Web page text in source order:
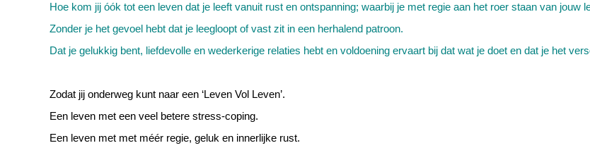
Hoe kom jij óók tot een leven dat je leeft vanuit rust en ontspanning; waarbij je met regie aan het roer staan van jouw
Zonder je het gevoel hebt dat je leegloopt of vast zit in een herhalend patroon.
Dat je gelukkig bent, liefdevolle en wederkerige relaties hebt en voldoening ervaart bij dat wat je doet en dat je het
Zodat jij onderweg kunt naar een ‘Leven Vol Leven’.
Een leven met een veel betere stress-coping.
Een leven met met méér regie, geluk en innerlijke rust.